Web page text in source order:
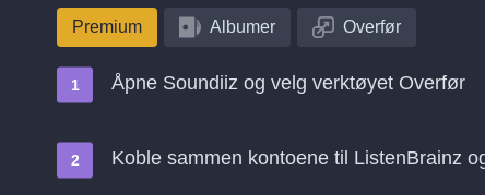
Premium Albumer Overfør
Åpne Soundiiz og velg verktøyet Overfør
Koble sammen kontoene til ListenBrainz